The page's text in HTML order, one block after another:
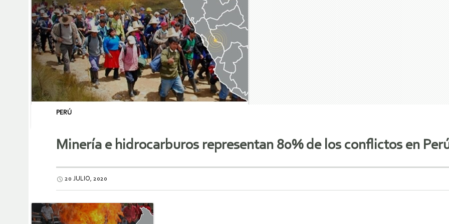
PERÚ
Minería e hidrocarburos representan 80% de los conflictos en
20 JULIO, 2020